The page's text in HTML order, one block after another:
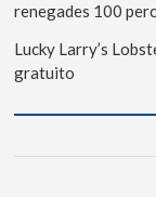
renegades 100
Lucky Larry’s
gratuito